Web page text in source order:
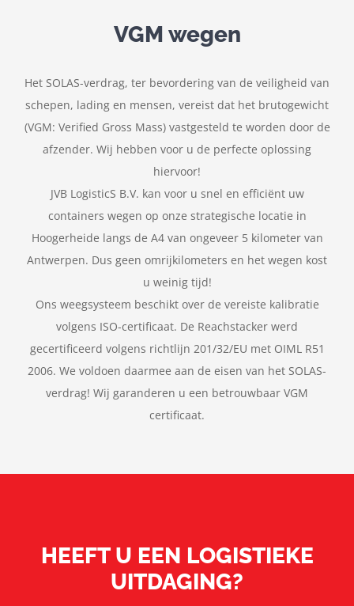
VGM wegen
Het SOLAS-verdrag, ter bevordering van de veiligheid van
schepen, lading en mensen, vereist dat het brutogewicht
(VGM: Verified Gross Mass) vastgesteld te worden door de
afzender. Wij hebben voor u de perfecte oplossing
hiervoor!
JVB LogisticS B.V. kan voor u snel en efficiënt uw
containers wegen op onze strategische locatie in
Hoogerheide langs de A4 van ongeveer 5 kilometer van
Antwerpen. Dus geen omrijkilometers en het wegen kost
u weinig tijd!
Ons weegsysteem beschikt over de vereiste kalibratie
volgens ISO-certificaat. De Reachstacker werd
gecertificeerd volgens richtlijn 201/32/EU met OIML R51
2006. We voldoen daarmee aan de eisen van het SOLAS-
verdrag! Wij garanderen u een betrouwbaar VGM
certificaat.
HEEFT U EEN LOGISTIEKE
UITDAGING?